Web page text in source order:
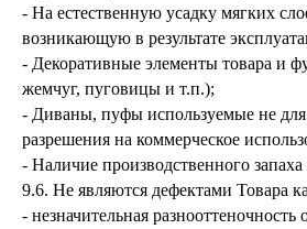
- На естественную усадку мягких
возникающую в результате
- Декоративные элементы товара и
жемчуг, пуговицы и т.п.);
- Диваны, пуфы используемые не
разрешения на коммерческое
- Наличие производственного запаха
9.6. Не являются дефектами Товара
- незначительная